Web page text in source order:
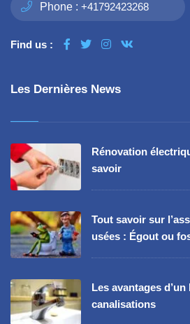
Phone : +41792423268
Find us :
Les Dernières News
Rénovation
savoir
Tout savoir sur
usées : Égout ou
Les avantages
canalisations